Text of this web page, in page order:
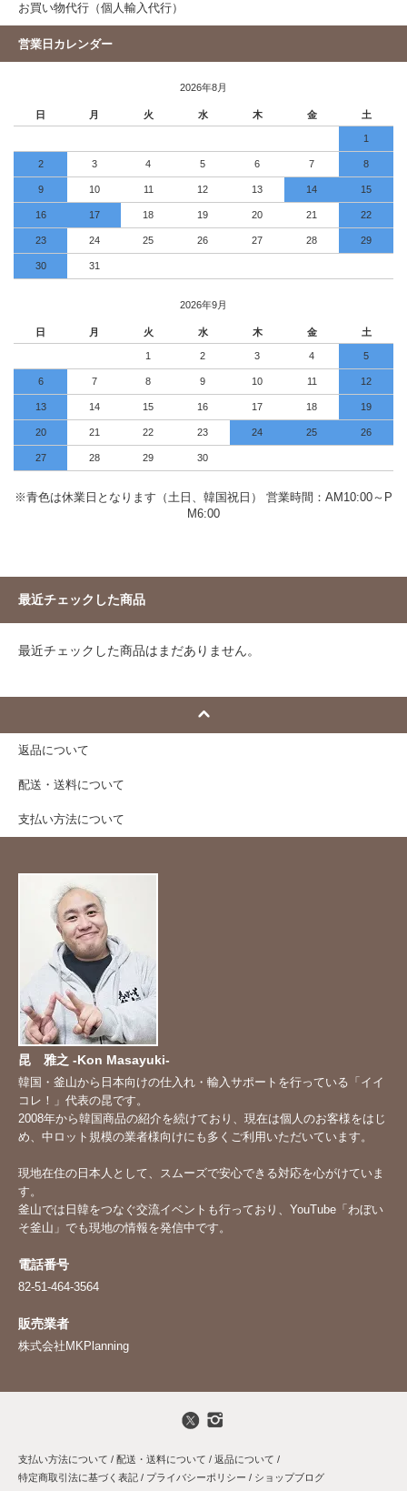
お買い物代行（個人輸入代行）
営業日カレンダー
2026年8月
日 月 火 水 木 金 土
1
2 3 4 5 6 7 8
9 10 11 12 13 14 15
16 17 18 19 20 21 22
23 24 25 26 27 28 29
30 31
2026年9月
日 月 火 水 木 金 土
1 2 3 4 5
6 7 8 9 10 11 12
13 14 15 16 17 18 19
20 21 22 23 24 25 26
27 28 29 30
※青色は休業日となります（土日、韓国祝日） 営業時間：AM10:00～P
M6:00
最近チェックした商品
最近チェックした商品はまだありません。
返品について
配送・送料について
支払い方法について
昆 雅之 -Kon Masayuki-
韓国・釜山から日本向けの仕入れ・輸入サポートを行っている「イイ
コレ！」代表の昆です。
2008年から韓国商品の紹介を続けており、現在は個人のお客様をはじ
め、中ロット規模の業者様向けにも多くご利用いただいています。
現地在住の日本人として、スムーズで安心できる対応を心がけていま
す。
釜山では日韓をつなぐ交流イベントも行っており、YouTube「 わぼい
そ釜山 」でも現地の情報を発信中です。
電話番号
82-51-464-3564
販売業者
株式会社MKPlanning
支払い方法について / 配送・送料について / 返品について /
特定商取引法に基づく表記 / プライバシーポリシー / ショップブログ